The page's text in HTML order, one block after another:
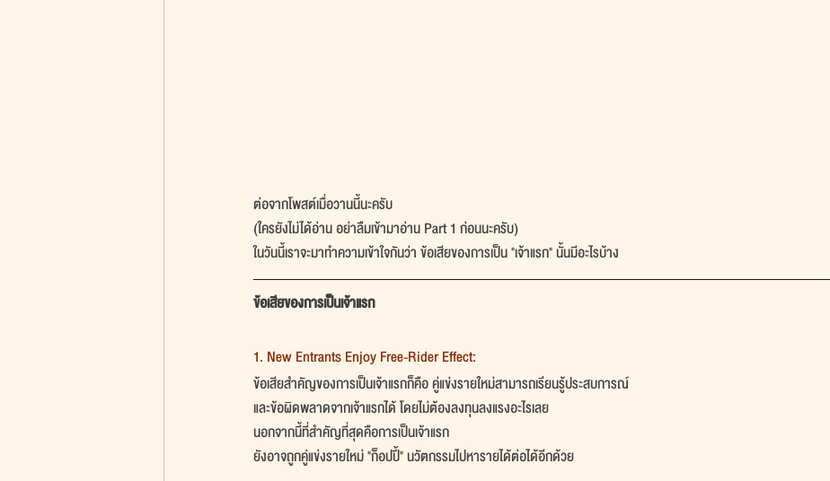
ต่อจากโพสต์เมื่อวานนี้นะครับ
(ใครยังไม่ได้อ่าน อย่าลืมเข้ามาอ่าน Part 1 ก่อนนะครับ)
ในวันนี้เราจะมาทำความเข้าใจกันว่า ข้อเสียของการเป็น "เจ้าแรก" นั้นมีอะไรบ้าง
ข้อเสียของการเป็นเจ้าแรก
1. New Entrants Enjoy Free-Rider Effect:
ข้อเสียสำคัญของการเป็นเจ้าแรกก็คือ คู่แข่งรายใหม่สามารถเรียนรู้ประสบการณ์
และข้อผิดพลาดจากเจ้าแรกได้ โดยไม่ต้องลงทุนลงแรงอะไรเลย
นอกจากนี้ที่สำคัญที่สุดคือการเป็นเจ้าแรก
ยังอาจถูกคู่แข่งรายใหม่ "ก็อปปี้" นวัตกรรมไปหารายได้ต่อได้อีกด้วย